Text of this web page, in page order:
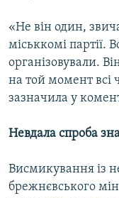
«Не він один,
міськкомі партії.
організовували.
на той момент всі
зазначила у
Невдала спроба
Висмикування із
брежнєвського